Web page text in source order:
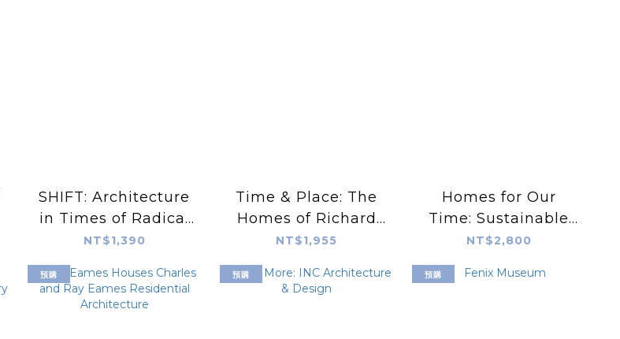
SHIFT: Architecture
in Times of Radical
Change
NT$1,390
Time & Place: The
Homes of Richard
Beard Architects
NT$1,955
Homes for Our
Time: Sustainable
Living
NT$2,800
預購 預購 預購